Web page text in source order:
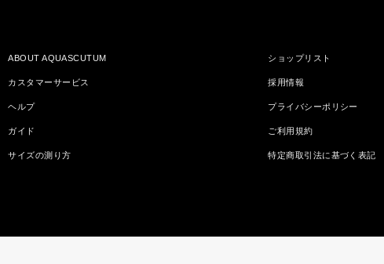
ABOUT AQUASCUTUM
カスタマーサービス
ヘルプ
ガイド
サイズの測り方
ショップリスト
採用情報
プライバシーポリシー
ご利用規約
特定商取引法に基づく表記